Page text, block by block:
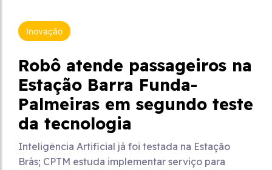
Inovação
Robô atende passageiros na
Estação Barra Funda-
Palmeiras em segundo teste
da tecnologia
Inteligência Artificial já foi testada na Estação
Brás; CPTM estuda implementar serviço para